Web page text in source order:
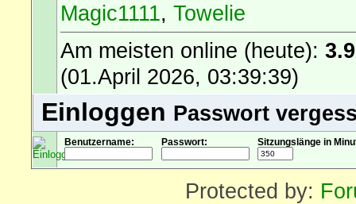
Magic1111,Towelie
Am meisten online (heute):
(01.April 2026, 03:39:39)
Einloggen Passwort
Benutzername: Passwort: Sitzungslänge in
Protected by: